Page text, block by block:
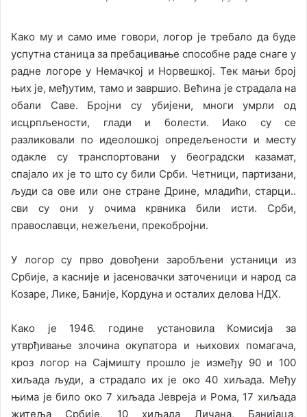
Како му и само име говори, логор је требало да буде
успутна станица за пребацивање способне раде снаге у
радне логоре у Немачкој и Норвешкој. Тек мањи број
њих је, међутим, тамо и завршио. Већина је страдала на
обали Саве. Бројни су убијени, многи умрли од
исцрпљености, глади и болести. Иако су се
разликовали по идеолошкој опредељености и месту
одакле су транспортовани у београдски казамат,
спајало их је то што су били Срби. Четници, партизани,
људи са ове или оне стране Дрине, младићи, старци..
сви су они у очима крвника били исти. Срби,
православци, нежељени, прекобројни.
У логор су прво довођени заробљени устаници из
Србије, а касније и јасеновачки заточеници и народ са
Козаре, Лике, Баније, Кордуна и осталих делова НДХ.
Како је 1946. године установила Комисија за
утврђивање злочина окупатора и њихових помагача,
кроз логор на Сајмишту прошло је између 90 и 100
хиљада људи, а страдало их је око 40 хиљада. Међу
њима је било око 7 хиљада Јевреја и Рома, 17 хиљада
житеља Србије, 10 хиљада Личана, Банијаца,